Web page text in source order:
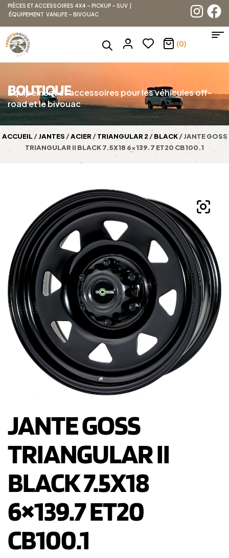
PIÈCES ET ACCESSOIRES 4X4 – PICKUP – SUV |
ÉQUIPEMENT VANLIFE – BIVOUAC
(0)
BOUTIQUE
Équipement et accessoires pour les véhicules off-
road et le bivouac
ACCUEIL/JANTES /ACIER /TRIANGULAR 2/BLACK/ JANTE GOSS
TRIANGULAR II BLACK 7.5X18 6×139.7 ET20 CB100.1
JANTE GOSS
TRIANGULAR II
BLACK 7.5X18
6×139.7 ET20
CB100.1